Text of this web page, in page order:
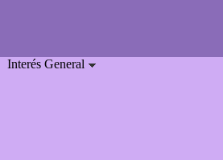
Interés General